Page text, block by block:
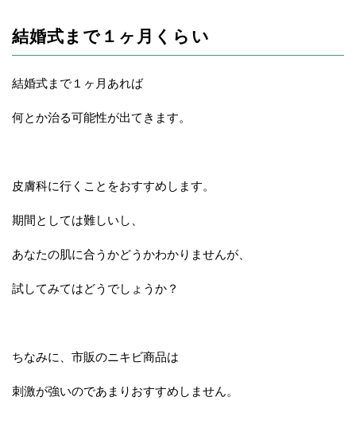
結婚式まで１ヶ月くらい
結婚式まで１ヶ月あれば
何とか治る可能性が出てきます。
皮膚科に行くことをおすすめします。
期間としては難しいし、
あなたの肌に合うかどうかわかりませんが、
試してみてはどうでしょうか？
ちなみに、市販のニキビ商品は
刺激が強いのであまりおすすめしません。